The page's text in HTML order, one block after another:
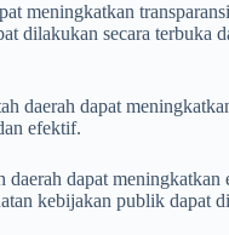
meningkatkan
dilakukan secara terbuka
daerah dapat
efektif.
dapat meningkatkan
kebijakan publik dapat